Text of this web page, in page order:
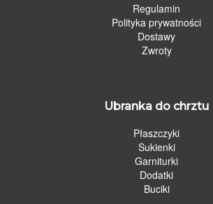
Regulamin
Polityka prywatności
Dostawy
Zwroty
Ubranka do chrztu
Płaszczyki
Sukienki
Garniturki
Dodatki
Buciki